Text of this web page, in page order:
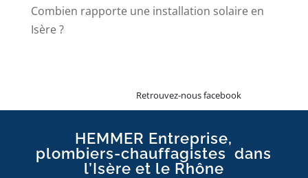
Combien rapporte une installation solaire en
Isère ?
Retrouvez-nous facebook
HEMMER Entreprise,
plombiers-chauffagistes dans
l’Isère et le Rhône